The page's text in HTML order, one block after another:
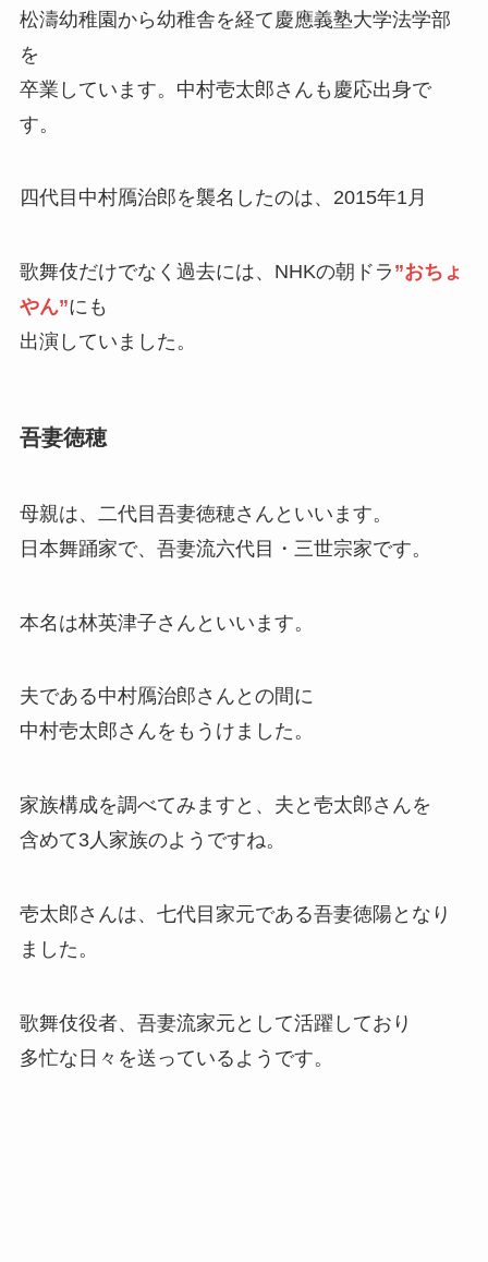
松濤幼稚園から幼稚舎を経て慶應義塾大学法学部
を
卒業しています。中村壱太郎さんも慶応出身で
す。
四代目中村鴈治郎を襲名したのは、2015年1月
歌舞伎だけでなく過去には、NHKの朝ドラ ”おちょ
やん”にも
出演していました。
吾妻徳穂
母親は、二代目吾妻徳穂さんといいます。
日本舞踊家で、吾妻流六代目・三世宗家です。
本名は林英津子さんといいます。
夫である中村鴈治郎さんとの間に
中村壱太郎さんをもうけました。
家族構成を調べてみますと、夫と壱太郎さんを
含めて3人家族のようですね。
壱太郎さんは、七代目家元である吾妻徳陽となり
ました。
歌舞伎役者、吾妻流家元として活躍しており
多忙な日々を送っているようです。